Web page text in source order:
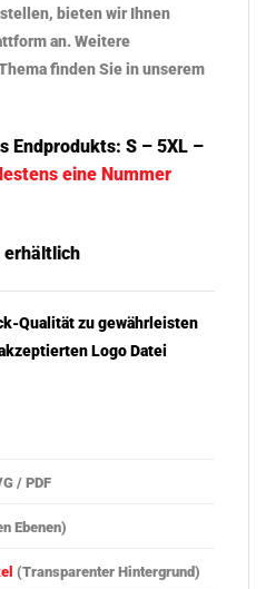
bieten wir Ihnen
an. Weitere
finden Sie in unserem
Endprodukts: S – 5XL –
eine Nummer
erhältlich
Qualität zu gewährleisten
Logo Datei
/ PDF
Ebenen)
(Transparenter Hintergrund)